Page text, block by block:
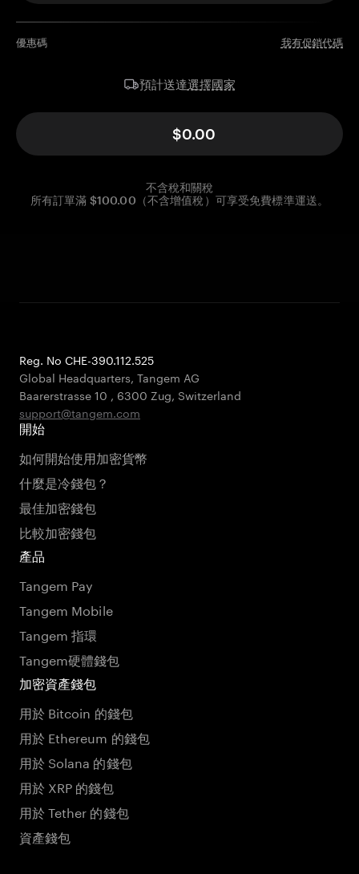
優惠碼 我有促銷代碼
預計送達選擇國家
$0.00
不含稅和關稅
所有訂單滿 $100.00（不含增值稅）可享受免費標準運送。
Reg. No CHE-390.112.525
Global Headquarters, Tangem AG
Baarerstrasse 10 , 6300 Zug, Switzerland
support@tangem.com
開始
如何開始使用加密貨幣
什麼是冷錢包？
最佳加密錢包
比較加密錢包
產品
Tangem Pay
Tangem Mobile
Tangem 指環
Tangem硬體錢包
加密資產錢包
用於 Bitcoin 的錢包
用於 Ethereum 的錢包
用於 Solana 的錢包
用於 XRP 的錢包
用於 Tether 的錢包
資產錢包